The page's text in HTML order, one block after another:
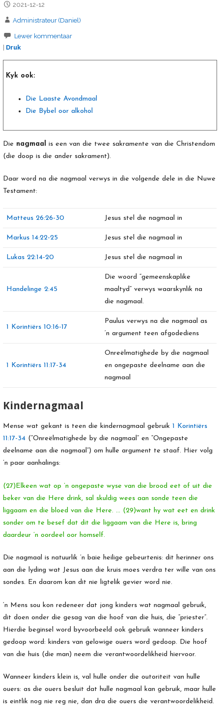
2021-12-12
Administrateur (Daniel)
Lewer kommentaar
| Druk
Kyk ook:
Die Laaste Avondmaal
Die Bybel oor alkohol
Die nagmaal
is een van die twee sakramente van die Christendom
(die doop is die ander sakrament).
Daar word na die nagmaal verwys in die volgende dele in die Nuwe
Testament:
Matteus 26:26-30 Jesus stel die nagmaal in
Markus 14:22-25 Jesus stel die nagmaal in
Lukas 22:14-20 Jesus stel die nagmaal in
Handelinge 2:45
Die woord “gemeenskaplike
maaltyd” verwys waarskynlik na
die nagmaal.
1 Korintiërs 10:16-17
Paulus verwys na die nagmaal as
‘n argument teen afgodediens
1 Korintiërs 11:17-34
Onreëlmatighede by die nagmaal
en ongepaste deelname aan die
nagmaal
Kindernagmaal
Mense wat gekant is teen die kindernagmaal gebruik1 Korintiërs
11:17-34 (“Onreëlmatighede by die nagmaal” en “Ongepaste
deelname aan die nagmaal”) om hulle argument te staaf. Hier volg
’n paar aanhalings:
(27)Elkeen wat op ’n ongepaste wyse van die brood eet of uit die
beker van die Here drink, sal skuldig wees aan sonde teen die
liggaam en die bloed van die Here. … (29)want hy wat eet en drink
sonder om te besef dat dit die liggaam van die Here is, bring
daardeur ’n oordeel oor homself.
Die nagmaal is natuurlik ’n baie heilige gebeurtenis: dit herinner ons
aan die lyding wat Jesus aan die kruis moes verdra ter wille van ons
sondes. En daarom kan dit nie ligtelik gevier word nie.
‘n Mens sou kon redeneer dat jong kinders wat nagmaal gebruik,
dit doen onder die gesag van die hoof van die huis, die “priester”.
Hierdie beginsel word byvoorbeeld ook gebruik wanneer kinders
gedoop word: kinders van gelowige ouers word gedoop. Die hoof
van die huis (die man) neem die verantwoordelikheid hiervoor.
Wanneer kinders klein is, val hulle onder die outoriteit van hulle
ouers: as die ouers besluit dat hulle nagmaal kan gebruik, maar hulle
is eintlik nog nie reg nie, dan dra die ouers die verantwoordelikheid.